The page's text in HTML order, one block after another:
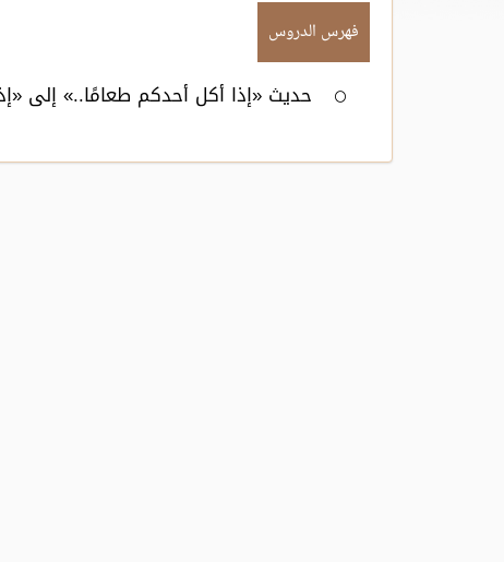
فهرس الدروس
حديث «إذا أكل أحدكم طعامًا..» إلى